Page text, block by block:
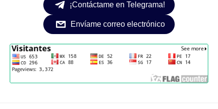
¡Contáctame en Telegrama!
Envíame correo electrónico